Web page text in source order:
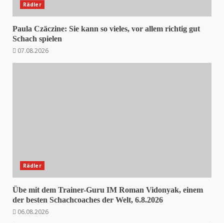
Rädler
Paula Czäczine: Sie kann so vieles, vor allem richtig gut
Schach spielen
07.08.2026
Rädler
Übe mit dem Trainer-Guru IM Roman Vidonyak, einem
der besten Schachcoaches der Welt, 6.8.2026
06.08.2026